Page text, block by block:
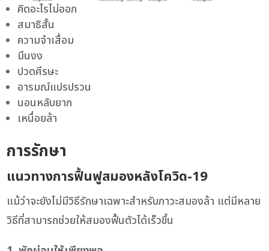
คิดอะไรไม่ออก
สมาธิสั้น
ความจำเสื่อม
มึนงง
ปวดศีรษะ
อารมณ์แปรปรวน
นอนหลับยาก
เหนื่อยล้า
การรักษา
แนวทางการฟื้นฟูสมองหลังโควิด-19
แม้ว่าจะยังไม่มีวิธีรักษาเฉพาะสำหรับภาวะสมองล้า แต่มีหลาย
วิธีที่สามารถช่วยให้สมองฟื้นตัวได้เร็วขึ้น